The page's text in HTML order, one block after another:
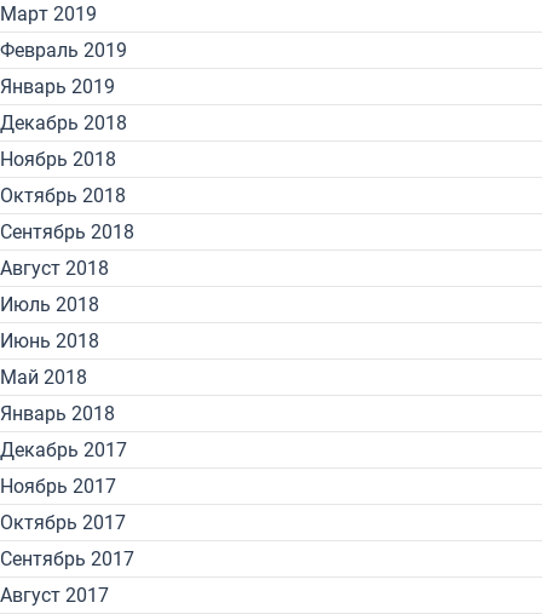
Март 2019
Февраль 2019
Январь 2019
Декабрь 2018
Ноябрь 2018
Октябрь 2018
Сентябрь 2018
Август 2018
Июль 2018
Июнь 2018
Май 2018
Январь 2018
Декабрь 2017
Ноябрь 2017
Октябрь 2017
Сентябрь 2017
Август 2017